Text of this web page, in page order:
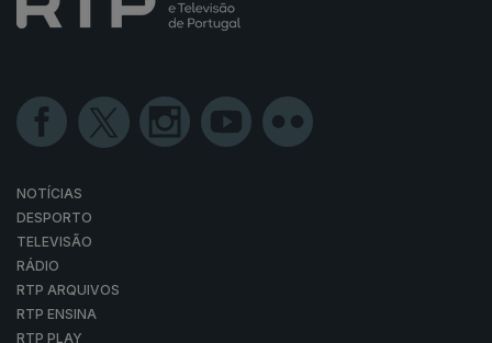
NOTÍCIAS
DESPORTO
TELEVISÃO
RÁDIO
RTP ARQUIVOS
RTP ENSINA
RTP PLAY